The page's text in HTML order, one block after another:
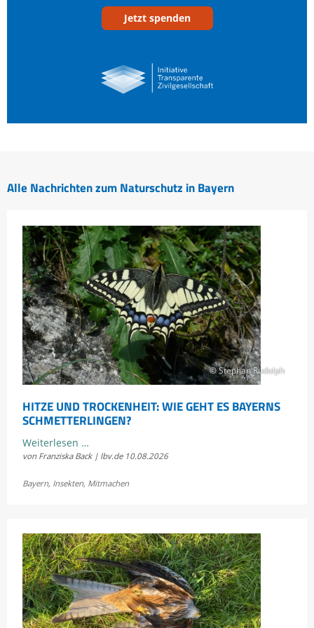
Jetzt spenden
Alle Nachrichten zum Naturschutz in Bayern
© Stephan Rudolph
HITZE UND TROCKENHEIT: WIE GEHT ES BAYERNS
SCHMETTERLINGEN?
Weiterlesen …Hitze
und
Bayerns
Schmetterlingen?
von Franziska Back | lbv.de 10.08.2026
Bayern, Insekten, Mitmachen